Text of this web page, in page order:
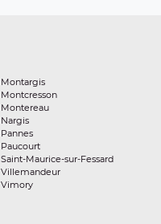
Montargis
Montcresson
Montereau
Nargis
Pannes
Paucourt
Saint-Maurice-sur-Fessard
Villemandeur
Vimory